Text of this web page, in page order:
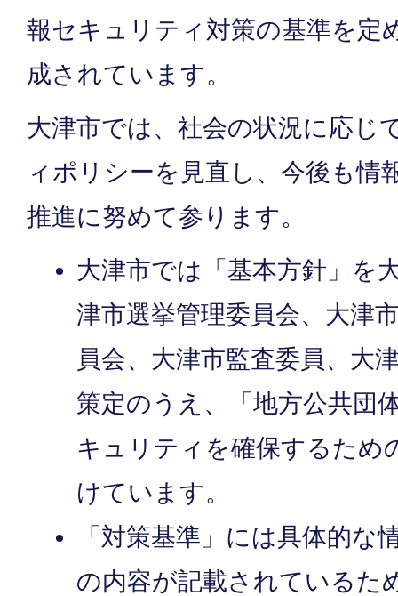
報セキュリティ対策の基準を定
成されています。
大津市では、社会の状況に応じ
ィポリシーを見直し、今後も情
推進に努めて参ります。
大津市では「基本方針」を
津市選挙管理委員会、大津
員会、大津市監査委員、大
策定のうえ、「地方公共団
キュリティを確保するため
けています。
「対策基準」には具体的な
の内容が記載されているた